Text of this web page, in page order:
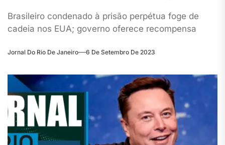
Brasileiro condenado à prisão perpétua foge de
cadeia nos EUA; governo oferece recompensa
Jornal Do Rio De Janeiro 6 De Setembro De 2023